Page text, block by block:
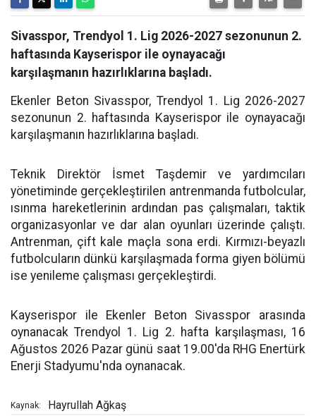
Sivasspor, Trendyol 1. Lig 2026-2027 sezonunun 2.
haftasında Kayserispor ile oynayacağı
karşılaşmanın hazırlıklarına başladı.
Ekenler Beton Sivasspor, Trendyol 1. Lig 2026-2027
sezonunun 2. haftasında Kayserispor ile oynayacağı
karşılaşmanın hazırlıklarına başladı.
Teknik Direktör İsmet Taşdemir ve yardımcıları
yönetiminde gerçekleştirilen antrenmanda futbolcular,
ısınma hareketlerinin ardından pas çalışmaları, taktik
organizasyonlar ve dar alan oyunları üzerinde çalıştı.
Antrenman, çift kale maçla sona erdi. Kırmızı-beyazlı
futbolcuların dünkü karşılaşmada forma giyen bölümü
ise yenileme çalışması gerçekleştirdi.
Kayserispor ile Ekenler Beton Sivasspor arasında
oynanacak Trendyol 1. Lig 2. hafta karşılaşması, 16
Ağustos 2026 Pazar günü saat 19.00'da RHG Enertürk
Enerji Stadyumu'nda oynanacak.
Kaynak: Hayrullah Ağkaş